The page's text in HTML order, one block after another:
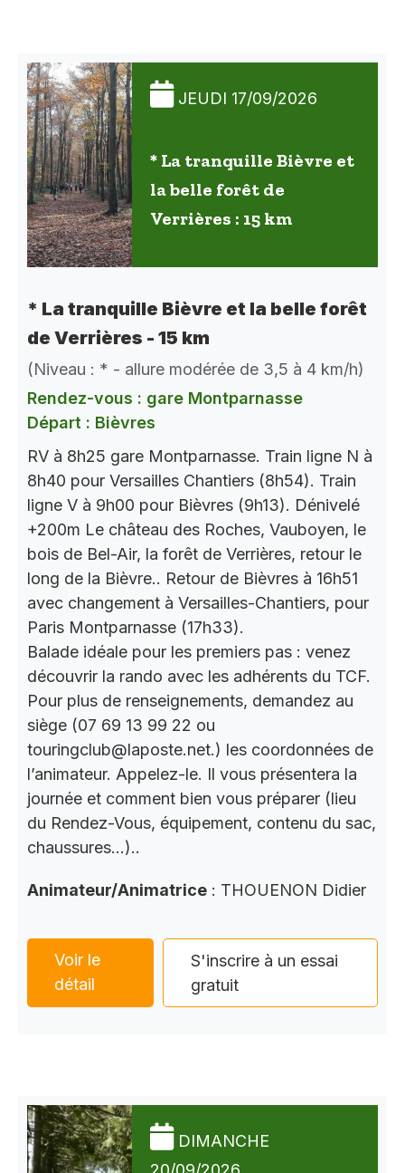
JEUDI 17/09/2026
* La tranquille Bièvre et
la belle forêt de
Verrières : 15 km
* La tranquille Bièvre et la belle forêt
de Verrières - 15 km
(Niveau : * - allure modérée de 3,5 à 4 km/h)
Rendez-vous : gare Montparnasse
Départ : Bièvres
RV à 8h25 gare Montparnasse. Train ligne N à
8h40 pour Versailles Chantiers (8h54). Train
ligne V à 9h00 pour Bièvres (9h13). Dénivelé
+200m Le château des Roches, Vauboyen, le
bois de Bel-Air, la forêt de Verrières, retour le
long de la Bièvre.. Retour de Bièvres à 16h51
avec changement à Versailles-Chantiers, pour
Paris Montparnasse (17h33).
Balade idéale pour les premiers pas : venez
découvrir la rando avec les adhérents du TCF.
Pour plus de renseignements, demandez au
siège (07 69 13 99 22 ou
touringclub@laposte.net.) les coordonnées de
l’animateur. Appelez-le. Il vous présentera la
journée et comment bien vous préparer (lieu
du Rendez-Vous, équipement, contenu du sac,
chaussures…)..
Animateur/Animatrice : THOUENON Didier
Voir le
détail
S'inscrire à un essai
gratuit
DIMANCHE